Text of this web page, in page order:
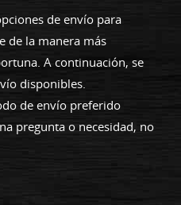
de envío para
de la manera más
A continuación, se
disponibles.
de envío preferido
pregunta o necesidad, no